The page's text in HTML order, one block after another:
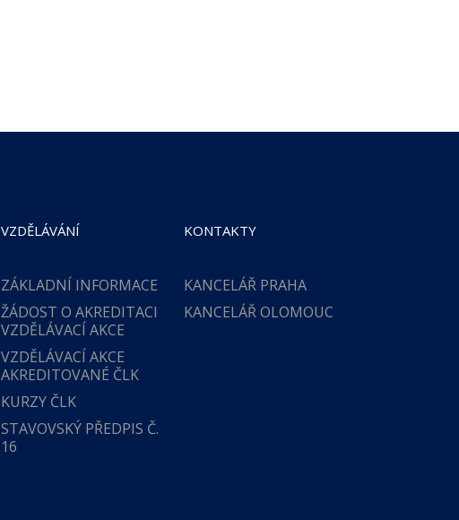
VZDĚLÁVÁNÍ
ZÁKLADNÍ INFORMACE
ŽÁDOST O AKREDITACI
VZDĚLÁVACÍ AKCE
VZDĚLÁVACÍ AKCE
AKREDITOVANÉ ČLK
KURZY ČLK
STAVOVSKÝ PŘEDPIS Č.
16
KONTAKTY
KANCELÁŘ PRAHA
KANCELÁŘ OLOMOUC